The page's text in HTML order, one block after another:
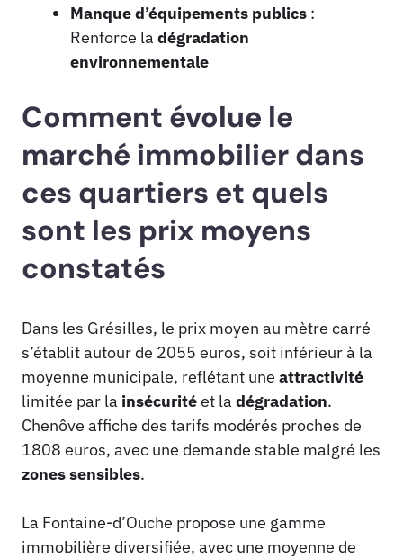
Manque d’équipements publics :
Renforce la dégradation
environnementale
Comment évolue le
marché immobilier dans
ces quartiers et quels
sont les prix moyens
constatés
Dans les Grésilles, le prix moyen au mètre carré
s’établit autour de 2055 euros, soit inférieur à la
moyenne municipale, reflétant une attractivité
limitée par la insécuritéet la dégradation.
Chenôve affiche des tarifs modérés proches de
1808 euros, avec une demande stable malgré les
zones sensibles.
La Fontaine-d’Ouche propose une gamme
immobilière diversifiée, avec une moyenne de